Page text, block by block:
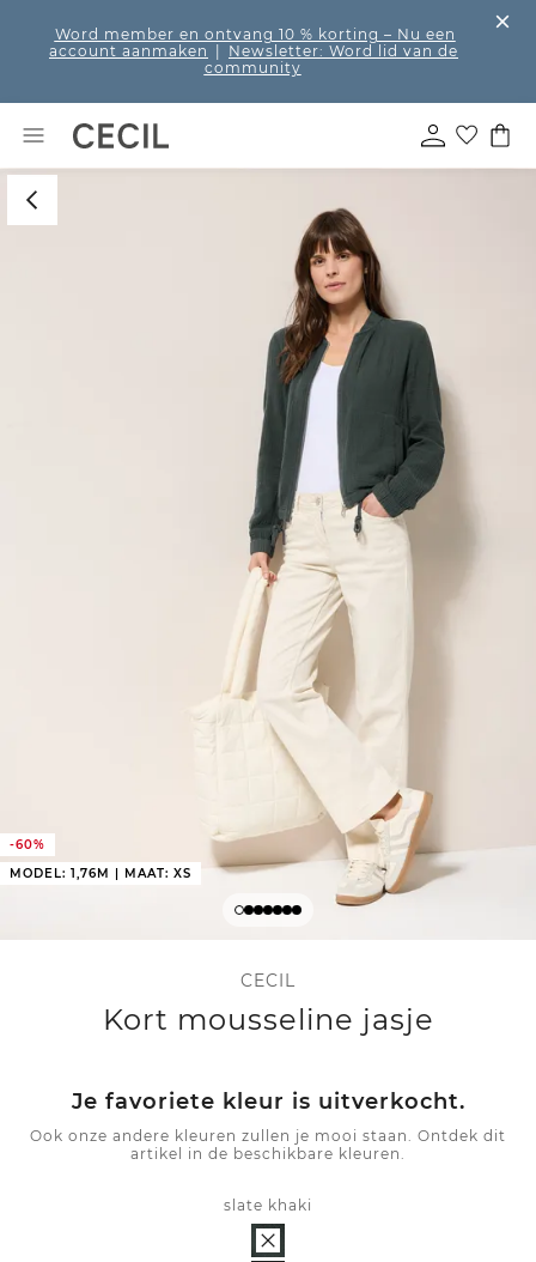
Word member en ontvang 10 % korting – Nu een
account aanmaken
Newsletter: Word lid van de
community
-60%
MODEL: 1,76M | MAAT: XS
CECIL
Kort mousseline jasje
Je favoriete kleur is uitverkocht.
Ook onze andere kleuren zullen je mooi staan. Ontdek dit
artikel in de beschikbare kleuren.
slate khaki